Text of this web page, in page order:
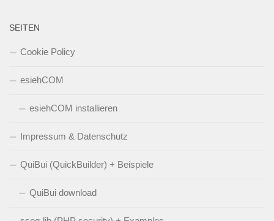
SEITEN
Cookie Policy
esiehCOM
esiehCOM installieren
Impressum & Datenschutz
QuiBui (QuickBuilder) + Beispiele
QuiBui download